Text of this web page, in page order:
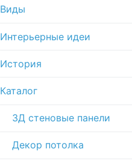
Виды
Интерьерные идеи
История
Каталог
3Д стеновые панели
Декор потолка